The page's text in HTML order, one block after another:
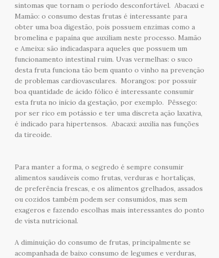
sintomas que tornam o período desconfortável. Abacaxi e
Mamão: o consumo destas frutas é interessante para
obter uma boa digestão, pois possuem enzimas como a
bromelina e papaína que auxiliam neste processo. Mamão
e Ameixa: são indicadaspara aqueles que possuem um
funcionamento intestinal ruim. Uvas vermelhas: o suco
desta fruta funciona tão bem quanto o vinho na prevenção
de problemas cardiovasculares. Morangos: por possuir
boa quantidade de ácido fólico é interessante consumir
esta fruta no início da gestação, por exemplo. Pêssego:
por ser rico em potássio e ter uma discreta ação laxativa,
é indicado para hipertensos. Abacaxi: auxilia nas funções
da tireoide.
Para manter a forma, o segredo é sempre consumir
alimentos saudáveis como frutas, verduras e hortaliças,
de preferência frescas, e os alimentos grelhados, assados
ou cozidos também podem ser consumidos, mas sem
exageros e fazendo escolhas mais interessantes do ponto
de vista nutricional.
A diminuição do consumo de frutas, principalmente se
acompanhada de baixo consumo de legumes e verduras,